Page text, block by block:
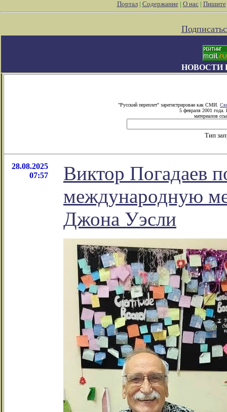
Портал| Содержание| О нас| Пишите
НОВОСТИ
"Русский переплет" зарегистрирован как СМИ.
5 февраля 2001 года.
материалов
Тип
28.08.2025
07:57
Виктор Погадаев
международную
Джона Уэсли